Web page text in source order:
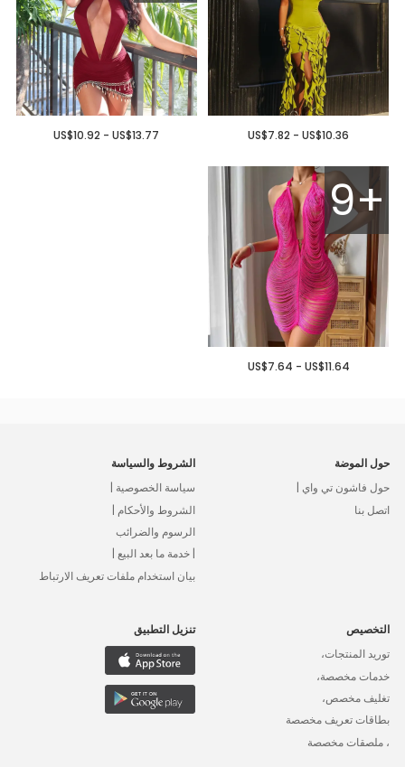
US$7.82 - US$10.36
US$10.92 - US$13.77
9+
US$7.64 - US$11.64
حول الموضة
حول فاشون تي واي |
اتصل بنا
الشروط والسياسة
سياسة الخصوصية |
الشروط والأحكام |
الرسوم والضرائب
| خدمة ما بعد البيع |
بيان استخدام ملفات تعريف الارتباط
التخصيص
توريد المنتجات،
خدمات مخصصة،
تغليف مخصص،
بطاقات تعريف مخصصة
، ملصقات مخصصة
تنزيل التطبيق